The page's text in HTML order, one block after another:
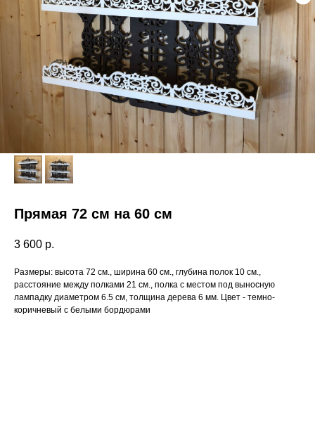
Прямая 72 см на 60 см
3 600 р.
Размеры: высота 72 см., ширина 60 см., глубина полок 10 см.,
расстояние между полками 21 см., полка с местом под выносную
лампадку диаметром 6.5 см, толщина дерева 6 мм. Цвет - темно-
коричневый с белыми бордюрами